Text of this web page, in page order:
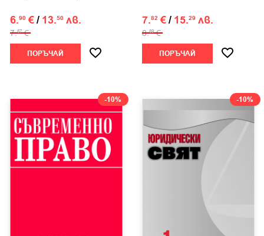
6.90 €/ 13.50 лв.
7.67 €
ПОРЪЧАЙ
7.82 €/ 15.29 лв.
8.69 €
ПОРЪЧАЙ
-10% -10%